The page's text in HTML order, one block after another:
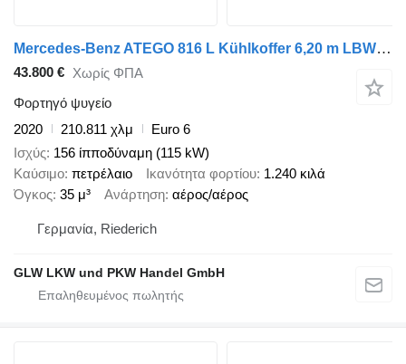
Mercedes-Benz ATEGO 816 L Kühlkoffer 6,20 m LBW 1,5 T*EURO 6 D
43.800 € Χωρίς ΦΠΑ
Φορτηγό ψυγείο
2020
210.811 χλμ
Euro 6
Ισχύς 156 ίπποδύναμη (115 kW)
Καύσιμο πετρέλαιο Ικανότητα φορτίου 1.240 κιλά
Όγκος 35 μ³ Ανάρτηση αέρος/αέρος
Γερμανία, Riederich
GLW LKW und PKW Handel GmbH